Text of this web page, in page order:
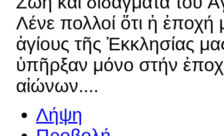
Λένε πολλοί ὅτι ἡ ἐποχή
ἁγίους τῆς Ἐκκλησίας
ὑπῆρξαν μόνο στήν
αἰώνων....
Λήψη